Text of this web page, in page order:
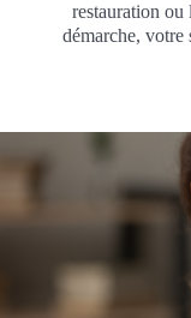
restauration ou
démarche, votre